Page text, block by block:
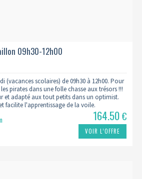
09h30-12h00
(vacances scolaires) de 09h30 à 12h00. Pour
pirates dans une folle chasse aux trésors !!!
et adapté aux tout petits dans un optimist.
facilite l'apprentissage de la voile.
164.50€
VOIR L’OFFRE